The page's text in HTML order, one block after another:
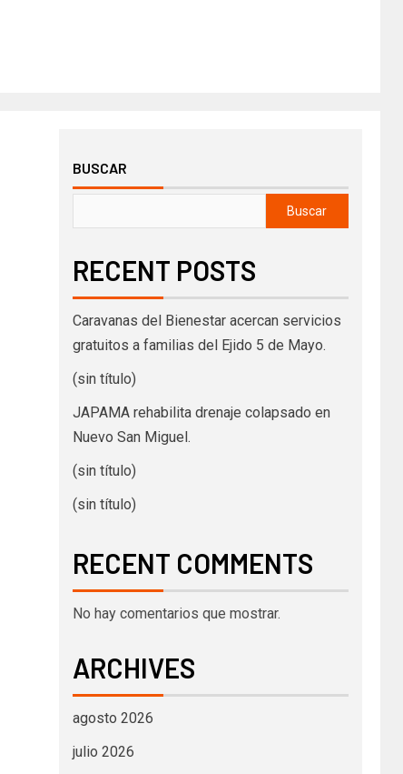
BUSCAR
Buscar
RECENT POSTS
Caravanas del Bienestar acercan servicios
gratuitos a familias del Ejido 5 de Mayo.
(sin título)
JAPAMA rehabilita drenaje colapsado en
Nuevo San Miguel.
(sin título)
(sin título)
RECENT COMMENTS
No hay comentarios que mostrar.
ARCHIVES
agosto 2026
julio 2026